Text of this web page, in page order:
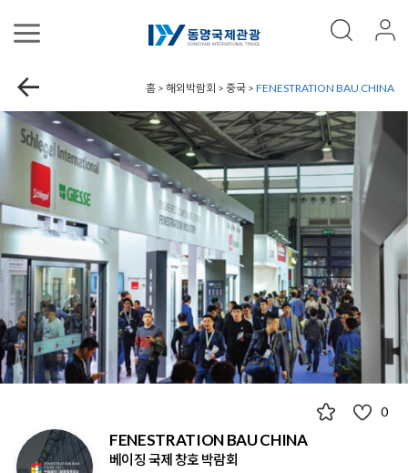
홈 > 해외박람회 > 중국 > FENESTRATION BAU CHINA
0
FENESTRATION BAU CHINA
베이징 국제 창호 박람회